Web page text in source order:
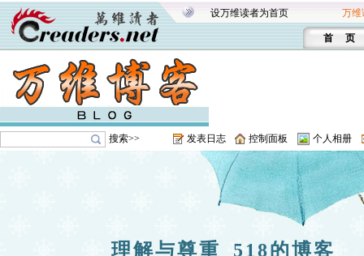
设万维读者为首页 万维
首 页
搜索>> 发表日志 控制面板 个人相册
理解与尊重_518的博客